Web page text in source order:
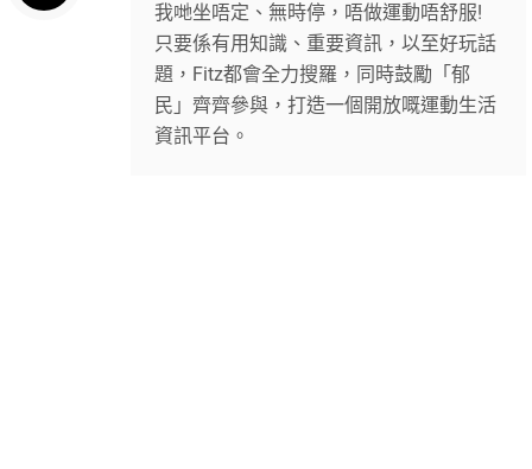
我哋坐唔定、無時停，唔做運動唔舒服!
只要係有用知識、重要資訊，以至好玩話
題，Fitz都會全力搜羅，同時鼓勵「郁
民」齊齊參與，打造一個開放嘅運動生活
資訊平台。